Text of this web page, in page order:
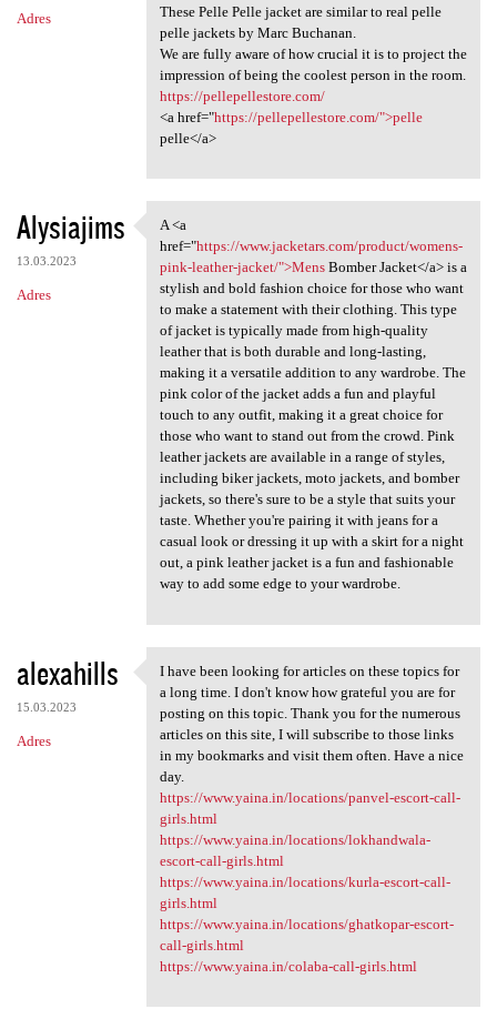
Adres
These Pelle Pelle jacket are similar to real pelle
pelle jackets by Marc Buchanan.
We are fully aware of how crucial it is to project the
impression of being the coolest person in the room.
https://pellepellestore.com/
<a href="https://pellepellestore.com/">pelle
pelle</a>
Alysiajims
13.03.2023
Adres
A <a href="https://www
A <a
href="https://www.jacketars.com/product/womens-
pink-leather-jacket/">MensBomber Jacket</a> is a
stylish and bold fashion choice for those who want
to make a statement with their clothing. This type
of jacket is typically made from high-quality
leather that is both durable and long-lasting,
making it a versatile addition to any wardrobe. The
pink color of the jacket adds a fun and playful
touch to any outfit, making it a great choice for
those who want to stand out from the crowd. Pink
leather jackets are available in a range of styles,
including biker jackets, moto jackets, and bomber
jackets, so there's sure to be a style that suits your
taste. Whether you're pairing it with jeans for a
casual look or dressing it up with a skirt for a night
out, a pink leather jacket is a fun and fashionable
way to add some edge to your wardrobe.
alexahills
15.03.2023
Adres
I have been looking for
I have been looking for articles on these topics for
a long time. I don't know how grateful you are for
posting on this topic. Thank you for the numerous
articles on this site, I will subscribe to those links
in my bookmarks and visit them often. Have a nice
day.
https://www.yaina.in/locations/panvel-escort-call-
girls.html
https://www.yaina.in/locations/lokhandwala-
escort-call-girls.html
https://www.yaina.in/locations/kurla-escort-call-
girls.html
https://www.yaina.in/locations/ghatkopar-escort-
call-girls.html
https://www.yaina.in/colaba-call-girls.html